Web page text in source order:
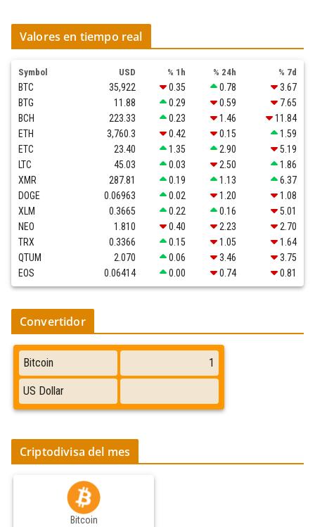
Valores en tiempo real
Symbol USD % 1h % 24h % 7d
BTC 35,922 0.35 0.78
3.67
BTG
11.88 0.29 0.59
7.65
BCH
223.33 0.23 1.46
11.84
ETH
3,760.3 0.42 0.15
1.59
ETC
23.40 1.35 2.90
5.19
LTC
45.03 0.03 2.50
1.86
XMR
287.81 0.19 1.13
6.37
DOGE
0.06963 0.02 1.20
1.08
XLM
0.3665 0.22 0.16
5.01
NEO
1.810 0.40 2.23
2.70
TRX
0.3366 0.15 1.05
1.64
QTUM
2.070 0.06 3.46
3.75
EOS
0.06414 0.00 0.74 0.81
Convertidor
Criptodivisa del mes
Bitcoin